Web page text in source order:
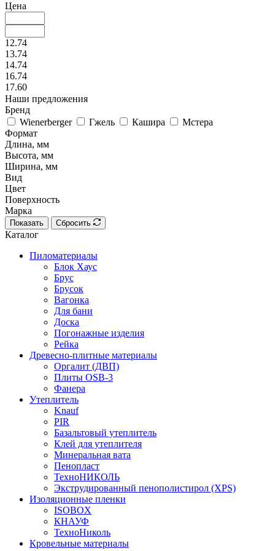
Цена
12.74
13.74
14.74
16.74
17.60
Наши предложения
Бренд
Wienerberger
Гжель Кашира
Мстера
Формат
Длина, мм
Высота, мм
Ширина, мм
Вид
Цвет
Поверхность
Марка
Показать Сбросить
Каталог
Пиломатериалы
Блок Хаус
Брус
Брусок
Вагонка
Для бани
Доска
Погонажные изделия
Рейка
Древесно-плитные материалы
Оргалит (ДВП)
Плиты OSB-3
Фанера
Утеплитель
Knauf
PIR
Базальтовый утеплитель
Клей для утеплителя
Минеральная вата
Пенопласт
ТехноНИКОЛЬ
Экструдированный пенополистирол (XPS)
Изоляционные пленки
ISOBOX
КНАУФ
ТехноНиколь
Кровельные материалы